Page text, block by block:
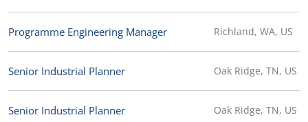
Programme Engineering Manager Richland, WA, US
Senior Industrial Planner Oak Ridge, TN, US
Senior Industrial Planner Oak Ridge, TN, US